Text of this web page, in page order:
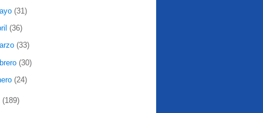
(31)
(36)
(33)
(30)
(24)
(189)